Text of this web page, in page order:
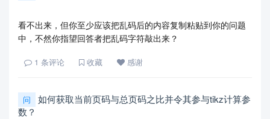
看不出来，但你至少应该把乱码后的内容复制粘贴到你的问题
中，不然你指望回答者把乱码字符敲出来？
1 条评论 收藏 感谢
问
如何获取当前页码与总页码之比并令其参与tikz计算参
数？